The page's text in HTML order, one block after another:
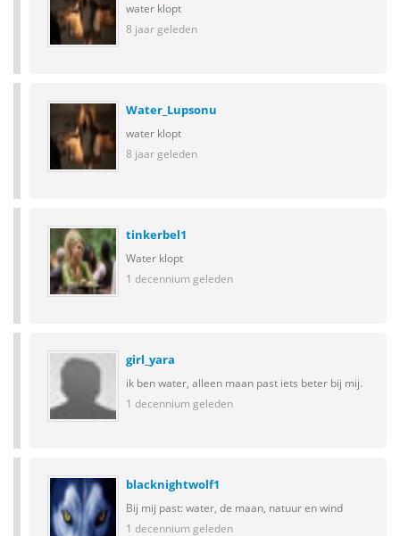
water klopt
8 jaar geleden
Water_Lupsonu
water klopt
8 jaar geleden
tinkerbel1
Water klopt
1 decennium geleden
girl_yara
ik ben water, alleen maan past iets beter bij mij.
1 decennium geleden
blacknightwolf1
Bij mij past: water, de maan, natuur en wind
1 decennium geleden